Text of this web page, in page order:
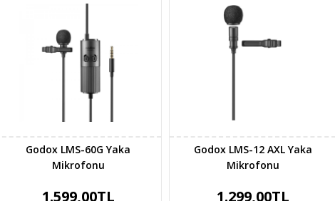
Godox LMS-60G Yaka
Mikrofonu
1.599,00TL
Godox LMS-12 AXL Yaka
Mikrofonu
1.299,00TL